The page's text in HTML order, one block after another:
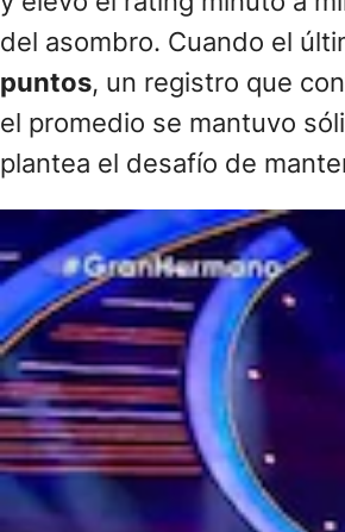
del asombro. Cuando el
puntos, un registro que
el promedio se mantuvo
plantea el desafío de